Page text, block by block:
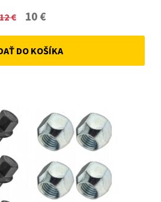
€
Original
price
was:
10 €
price
is:
DO KOŠÍKA